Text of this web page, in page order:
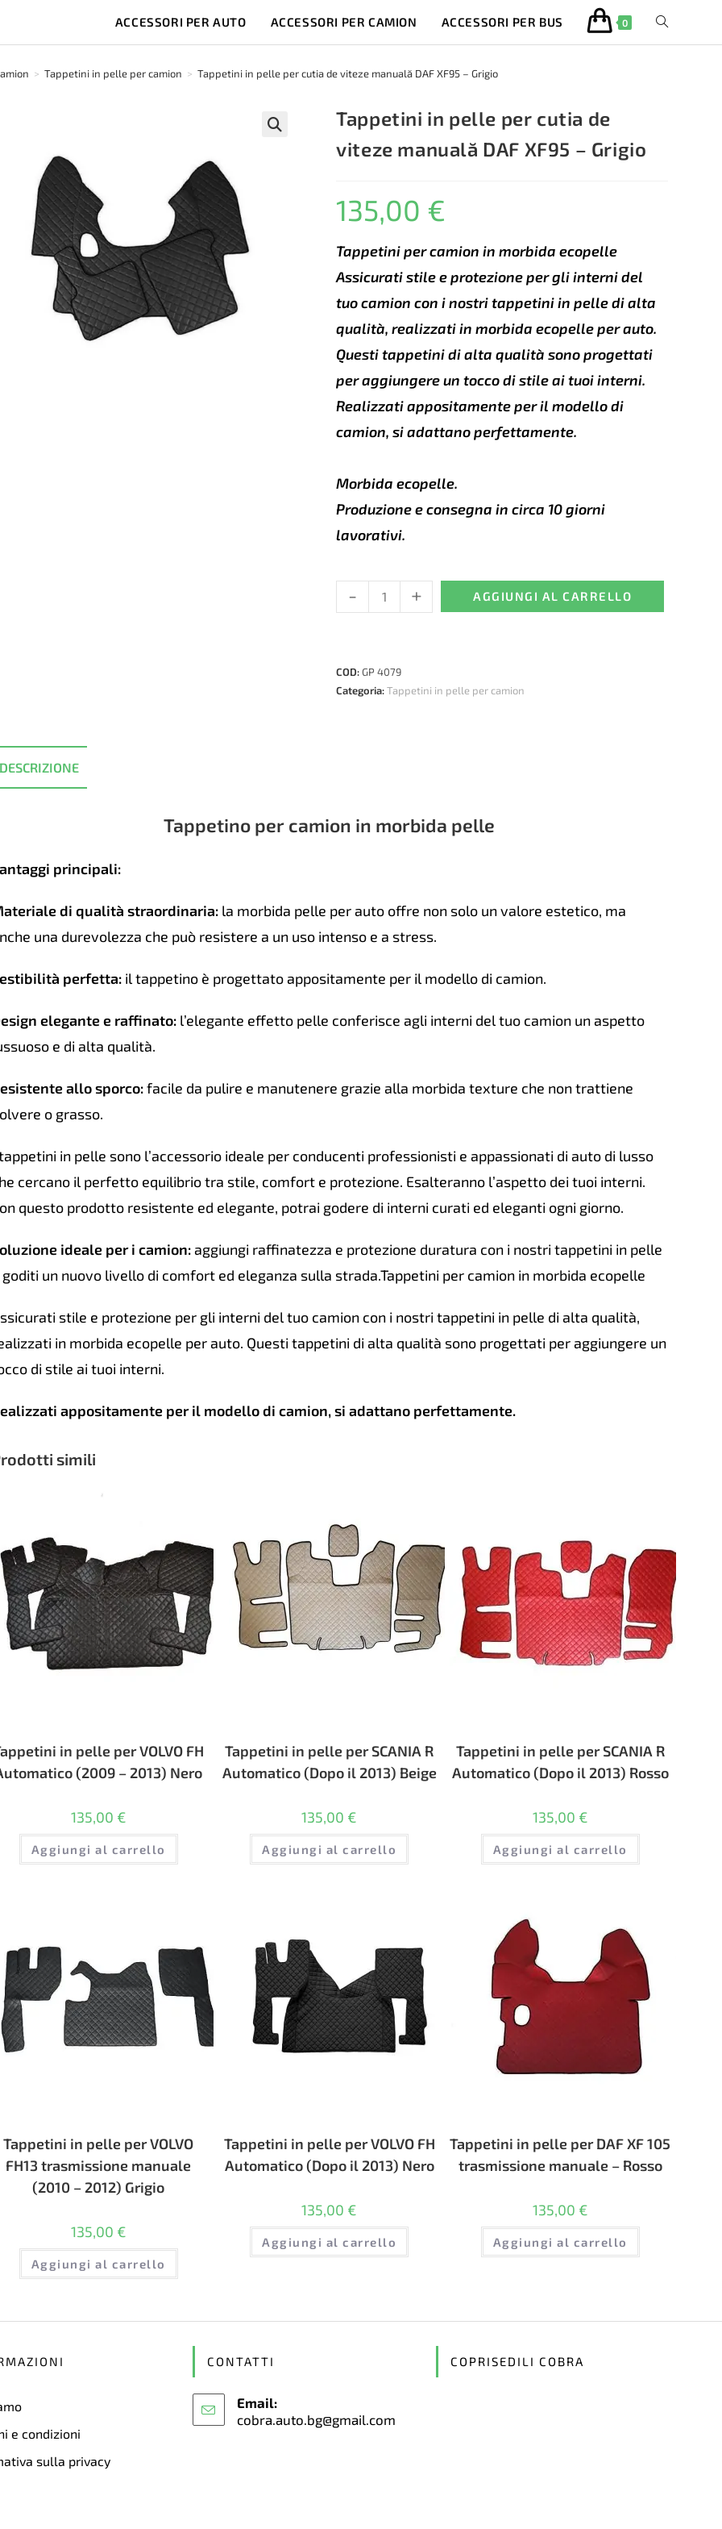
ACCESSORI PER AUTO ACCESSORI PER CAMION ACCESSORI PER BUS 0 ATTIVA/
> Tappetini in pelle per camion > Tappetini in pelle per cutia de viteze manuală DAF XF95 – Grigio
Tappetini in pelle per cutia de
viteze manuală DAF XF95 – Grigio
135,00 €
Tappetini per camion in morbida ecopelle
Assicurati stile e protezione per gli interni del
tuo camion con i nostri tappetini in pelle di alta
qualità, realizzati in morbida ecopelle per auto.
Questi tappetini di alta qualità sono progettati
per aggiungere un tocco di stile ai tuoi interni.
Realizzati appositamente per il modello di
camion, si adattano perfettamente.
Morbida ecopelle.
Produzione e consegna in circa 10 giorni
lavorativi.
in
cutia
de
quantità
- + AGGIUNGI AL CARRELLO
COD:GP 4079
Categoria:Tappetini in pelle per camion
Tappetino per camion in morbida pelle
principali:
di qualità straordinaria:la morbida pelle per auto offre non solo un valore estetico, ma
una durevolezza che può resistere a un uso intenso e a stress.
perfetta:il tappetino è progettato appositamente per il modello di camion.
elegante e raffinato:l’elegante effetto pelle conferisce agli interni del tuo camion un aspetto
e di alta qualità.
allo sporco:facile da pulire e manutenere grazie alla morbida texture che non trattiene
o grasso.
in pelle sono l’accessorio ideale per conducenti professionisti e appassionati di auto di lusso
cercano il perfetto equilibrio tra stile, comfort e protezione. Esalteranno l’aspetto dei tuoi interni.
questo prodotto resistente ed elegante, potrai godere di interni curati ed eleganti ogni giorno.
ideale per i camion:aggiungi raffinatezza e protezione duratura con i nostri tappetini in pelle
goditi un nuovo livello di comfort ed eleganza sulla strada.Tappetini per camion in morbida ecopelle
stile e protezione per gli interni del tuo camion con i nostri tappetini in pelle di alta qualità,
in morbida ecopelle per auto. Questi tappetini di alta qualità sono progettati per aggiungere un
di stile ai tuoi interni.
appositamente per il modello di camion, si adattano perfettamente.
simili
in pelle per VOLVO FH
(2009 – 2013) Nero
135,00 €
Aggiungi al carrello
Tappetini in pelle per SCANIA R
Automatico (Dopo il 2013) Beige
135,00 €
Aggiungi al carrello
Tappetini in pelle per SCANIA R
Automatico (Dopo il 2013) Rosso
135,00 €
Aggiungi al carrello
Tappetini in pelle per VOLVO
FH13 trasmissione manuale
(2010 – 2012) Grigio
135,00 €
Aggiungi al carrello
Tappetini in pelle per VOLVO FH
Automatico (Dopo il 2013) Nero
135,00 €
Aggiungi al carrello
Tappetini in pelle per DAF XF 105
trasmissione manuale – Rosso
135,00 €
Aggiungi al carrello
e condizioni
sulla privacy
CONTATTI
Email:
cobra.auto.bg@gmail.comOpens
COPRISEDILI COBRA